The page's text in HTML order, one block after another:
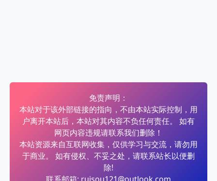
免责声明：
本站对于该外部链接的指向，不由本站实际控制，用
户离开本站后，本站对其内容不负任何责任。 如有
网页内容违规请联系我们删除！
本站资源来自互联网收集，仅供学习与交流，请勿用
于商业。 如有侵权、不妥之处，请联系站长以便删
除!